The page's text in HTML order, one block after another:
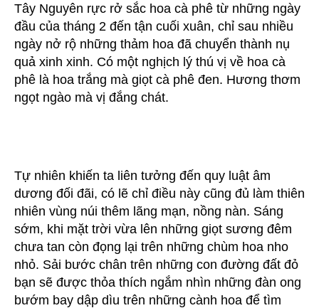
Tây Nguyên rực rở sắc hoa cà phê từ những ngày
đầu của tháng 2 đến tận cuối xuân, chỉ sau nhiều
ngày nở rộ những thảm hoa đã chuyển thành nụ
quả xinh xinh. Có một nghịch lý thú vị về hoa cà
phê là hoa trắng mà giọt cà phê đen. Hương thơm
ngọt ngào mà vị đắng chát.
Tự nhiên khiến ta liên tưởng đến quy luật âm
dương đối đãi, có lẽ chỉ điều này cũng đủ làm thiên
nhiên vùng núi thêm lãng mạn, nồng nàn. Sáng
sớm, khi mặt trời vừa lên những giọt sương đêm
chưa tan còn đọng lại trên những chùm hoa nho
nhỏ. Sải bước chân trên những con đường đất đỏ
bạn sẽ được thỏa thích ngắm nhìn những đàn ong
bướm bay dập dìu trên những cành hoa để tìm